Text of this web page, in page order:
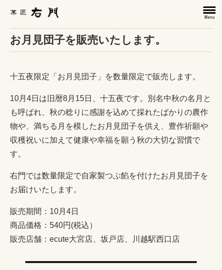
お月見団子を販売いたします。
十五夜限定「お月見団子」を数量限定で販売します。
10月4日は旧暦8月15日、十五夜です。別名中秋の名月と
も呼ばれ、秋の稔りに感謝を込めて採れたばかりの農作
物や、満ちる月を模したお月見団子を供え、豊作祈願や
収穫祝いに加えて健康や幸福を願う秋の大切な習慣で
す。
右門では数量限定で自家製つぶ餡を付けたお月見団子を
お届けいたします。
販売期間：10月4日
商品価格：540円(税込）
販売店舗：ecute大宮店、坂戸店、川越駅西口店